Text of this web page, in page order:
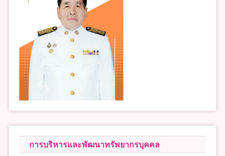
การบริหารและพัฒนาทรัพยากรบุคคล